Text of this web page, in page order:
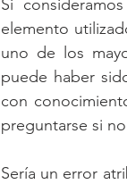
Si
elemento
uno de los
puede haber
con
preguntarse si
Sería un error